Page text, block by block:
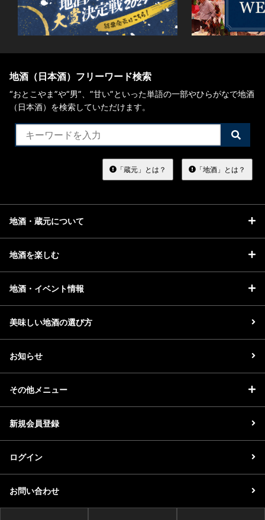
地酒（日本酒）フリーワード検索
“おとこやま”や“男”、”甘い”といった単語の一部やひらがなで地酒
（日本酒）を検索していただけます。
検
索
る
「蔵元」とは？ 「地酒」とは？
地酒・蔵元について
地酒を楽しむ
地酒・イベント情報
美味しい地酒の選び方
お知らせ
その他メニュー
新規会員登録
ログイン
お問い合わせ